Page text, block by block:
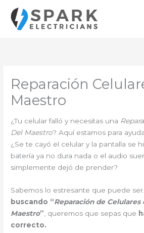
contenido
Reparación
Maestro
¿Tu celular falló y necesitas una
Del Maestro? Aquí estamos para
¿Se te cayó el celular y la pantalla se
batería ya no dura nada o el audio
simplemente dejó de prender?
Sabemos lo estresante que puede
buscando “Reparación de
Maestro” , queremos que sepas que
correcto.